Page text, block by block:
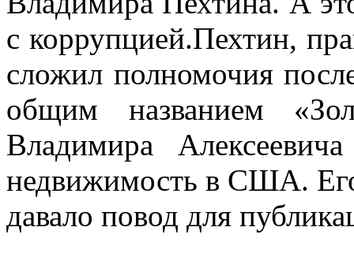
с коррупцией.Пехтин,
сложил полномочия
общим названием
Владимира
недвижимость в США.
давало повод для